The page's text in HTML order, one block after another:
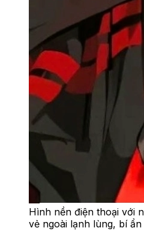
Hình nền điện thoại với
vẻ ngoài lạnh lùng, bí